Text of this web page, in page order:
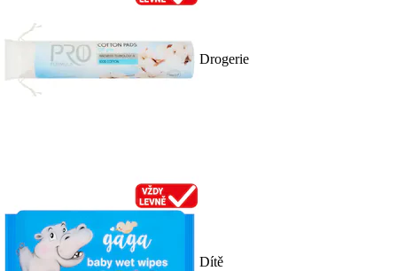
Drogerie
Dítě